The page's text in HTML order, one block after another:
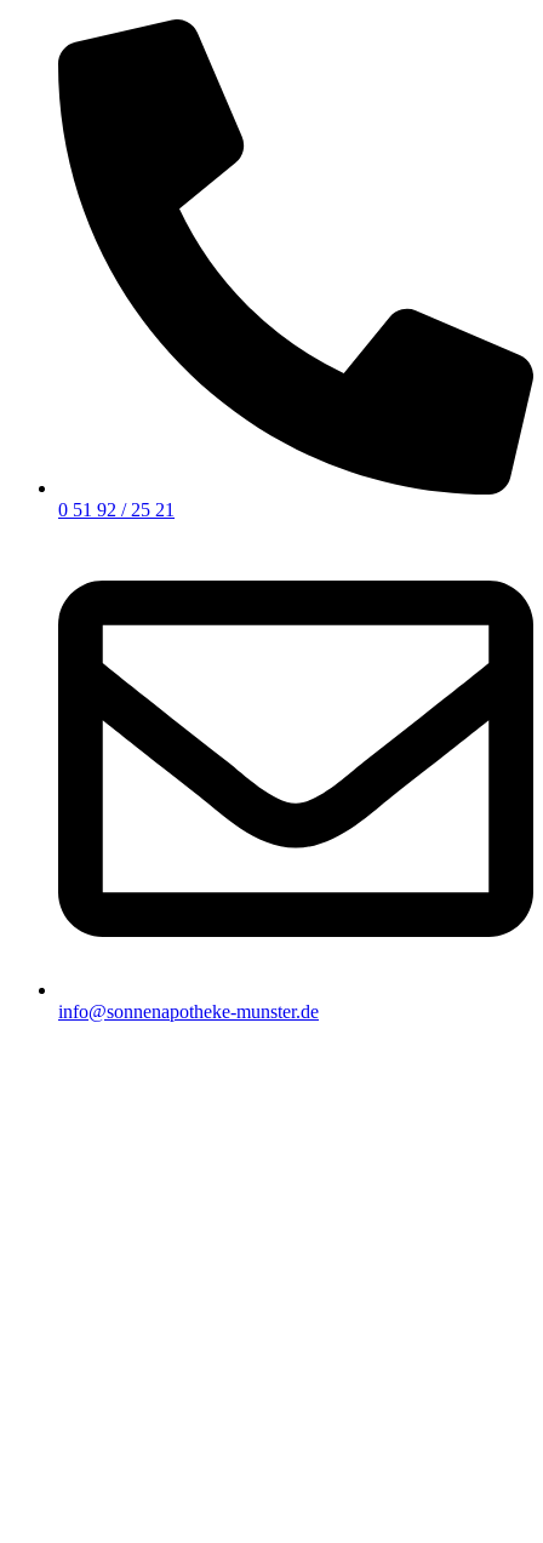
0 51 92 / 25 21
info@sonnenapotheke-munster.de